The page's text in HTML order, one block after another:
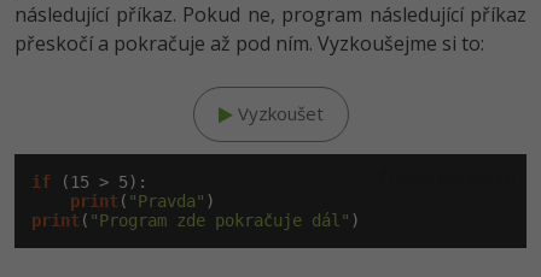
Fórum
Kurzy e-commerce
Testování softwaru
Datová analýza
Digitální gramotnost
Kurzy designu
HTML/CSS -80%
-80%
Příběhy absolventů
následující příkaz. Pokud ne, program následující příkaz
přeskočí a pokračuje až pod ním. Vyzkoušejme si to:
Vyzkoušet
if (15 > 5):
print ( "Pravda"
print ( "Program zde pokračuje dál" )